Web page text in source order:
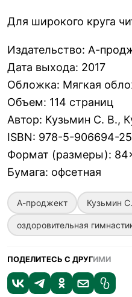
Для широкого круга
Издательство: А-
Дата выхода: 2017
Обложка: Мягкая
Объем: 114 страниц
Автор: Кузьмин С. В.,
ISBN: 978-5-906694-
Формат (размеры):
Бумага: офсетная
А-проджект Кузьмин
оздоровительная
ПОДЕЛИТЕСЬ С ДРУГИМИ